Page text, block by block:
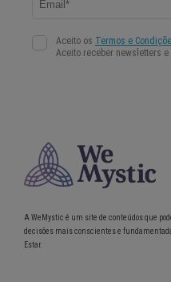
A WeMystic é um site de conteúdos que
decisões mais conscientes e
Estar.